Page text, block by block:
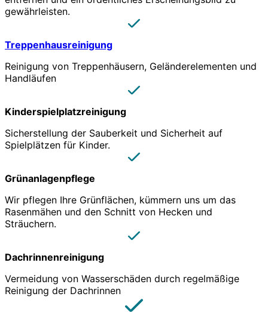
gewährleisten.
Treppenhausreinigung
Reinigung von Treppenhäusern, Geländerelementen und
Handläufen
Kinderspielplatzreinigung
Sicherstellung der Sauberkeit und Sicherheit auf
Spielplätzen für Kinder.
Grünanlagenpflege
Wir pflegen Ihre Grünflächen, kümmern uns um das
Rasenmähen und den Schnitt von Hecken und
Sträuchern.
Dachrinnenreinigung
Vermeidung von Wasserschäden durch regelmäßige
Reinigung der Dachrinnen